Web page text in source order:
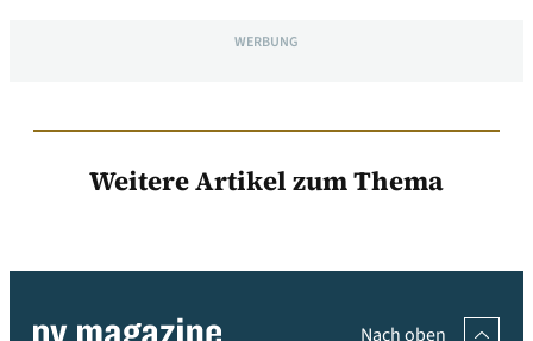
WERBUNG
Weitere Artikel zum Thema
Nach oben